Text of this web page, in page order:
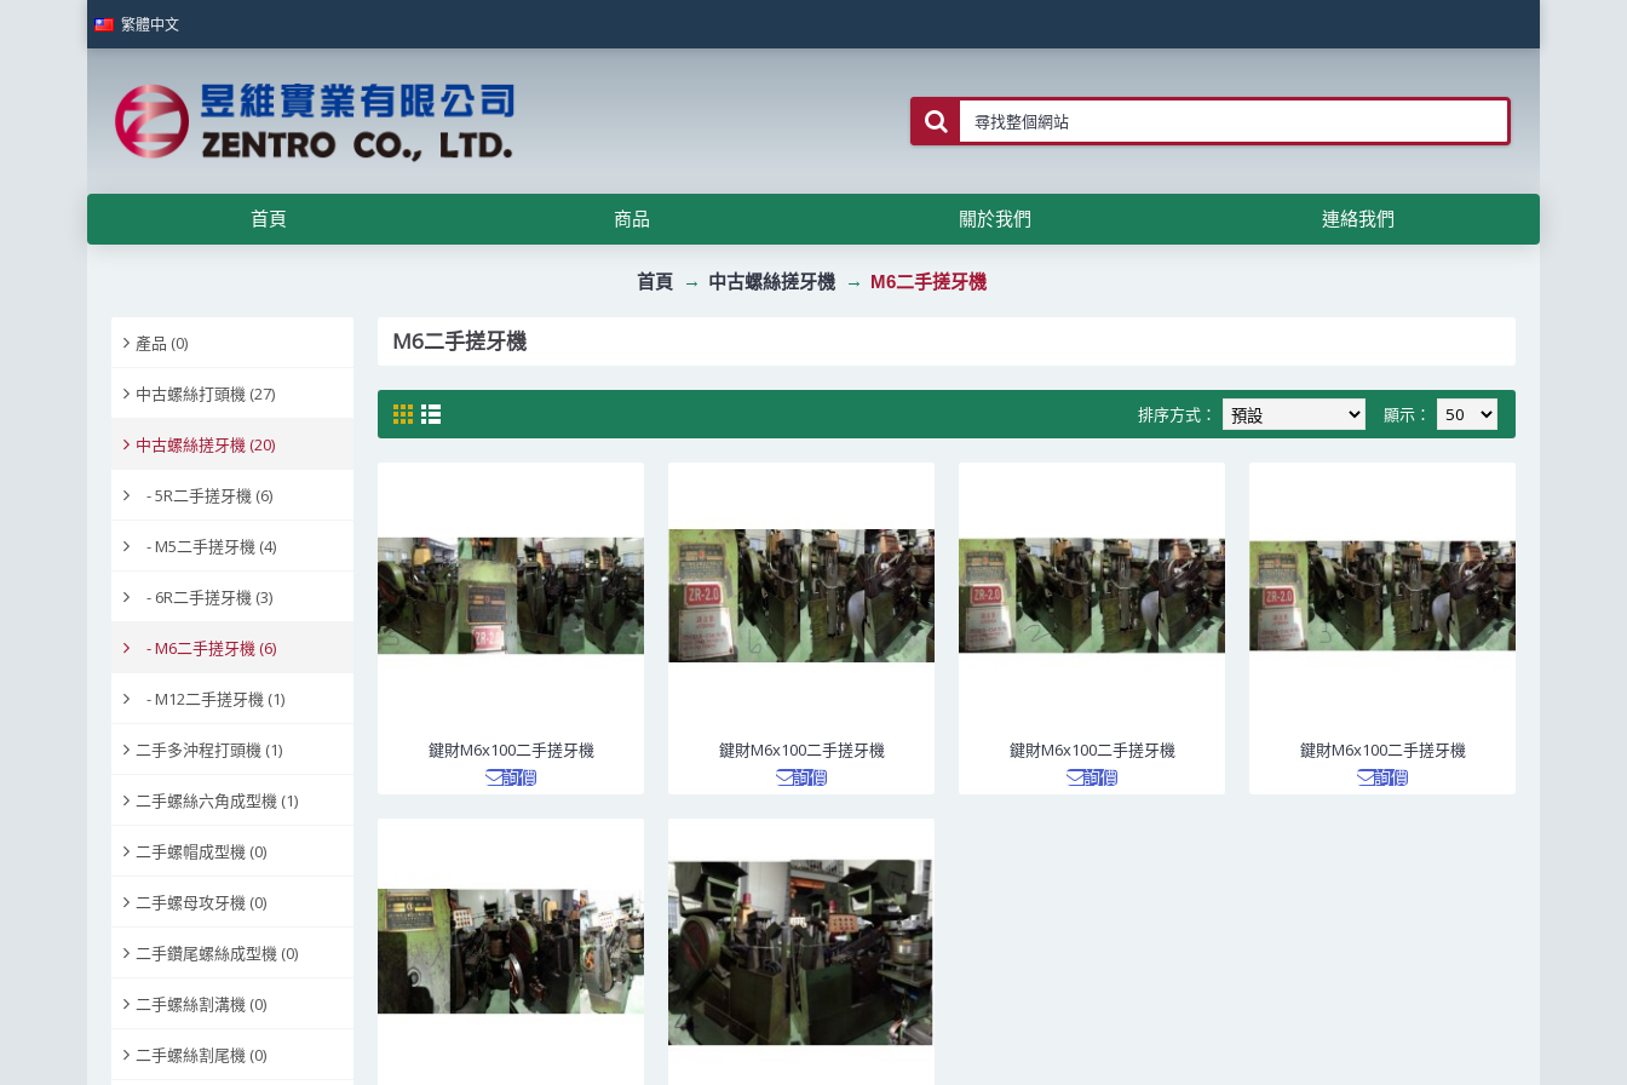
繁體中文
首頁 商品 關於我們 連絡我們
首頁 中古螺絲搓牙機 M6二手搓牙機
產品 (0)
中古螺絲打頭機 (27)
中古螺絲搓牙機 (20)
- 5R二手搓牙機 (6)
- M5二手搓牙機 (4)
- 6R二手搓牙機 (3)
- M6二手搓牙機 (6)
- M12二手搓牙機 (1)
二手多沖程打頭機 (1)
二手螺絲六角成型機 (1)
二手螺帽成型機 (0)
二手螺母攻牙機 (0)
二手鑽尾螺絲成型機 (0)
二手螺絲割溝機 (0)
二手螺絲割尾機 (0)
M6二手搓牙機
顯示：
排序方式：
鍵財M6x100二手搓牙機
詢價
鍵財M6x100二手搓牙機
詢價
鍵財M6x100二手搓牙機
詢價
鍵財M6x100二手搓牙機
詢價